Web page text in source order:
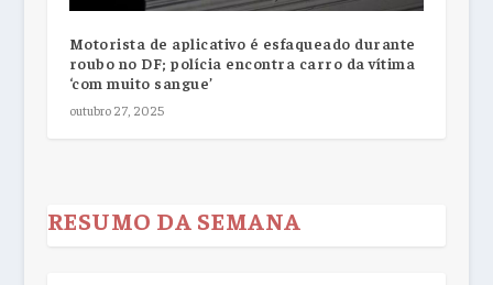
Motorista de aplicativo é esfaqueado durante
roubo no DF; polícia encontra carro da vítima
‘com muito sangue’
outubro 27, 2025
RESUMO DA SEMANA